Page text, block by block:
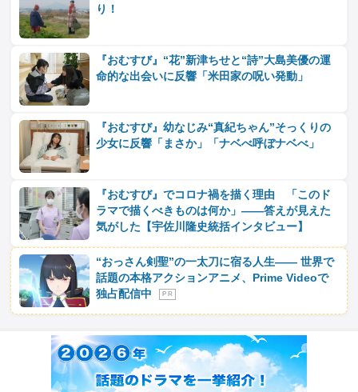
り！
『おむすび』“花”新津ちせと“詩”大島美優の運
命的な出会いに反響「米田家の呪い発動」
『おむすび』幼なじみ“真紀ちゃん”そっくりの
少女に反響「まさか」「ナベべ呼ぼナベべ」
『おむすび』でコロナ禍を描く理由 「このド
ラマで描くべきものは何か」――答えが見えた
気がした【宇佐川隆史統括インタビュー】
“おっさん剣聖”の一太刀に宿る人生―― 世界で
話題の本格アクションアニメ、Prime Videoで
独占配信中
P R